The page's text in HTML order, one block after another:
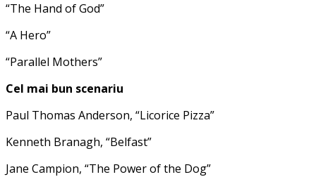
“The Hand of God”
“A Hero”
“Parallel Mothers”
Cel mai bun scenariu
Paul Thomas Anderson, “Licorice Pizza”
Kenneth Branagh, “Belfast”
Jane Campion, “The Power of the Dog”